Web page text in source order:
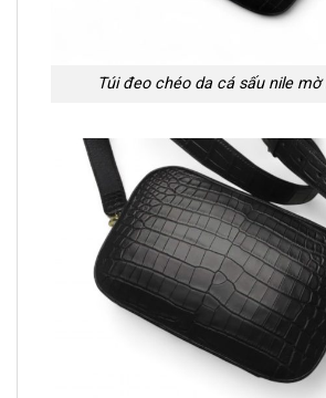
Túi đeo chéo da cá sấu nile mờ